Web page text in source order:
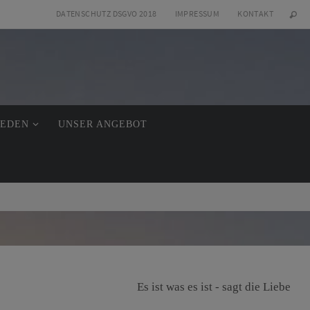
DATENSCHUTZ DSGVO 2018 IMPRESSUM KONTAKT
UNSER ANGEBOT
Es ist was es ist - sagt die Liebe